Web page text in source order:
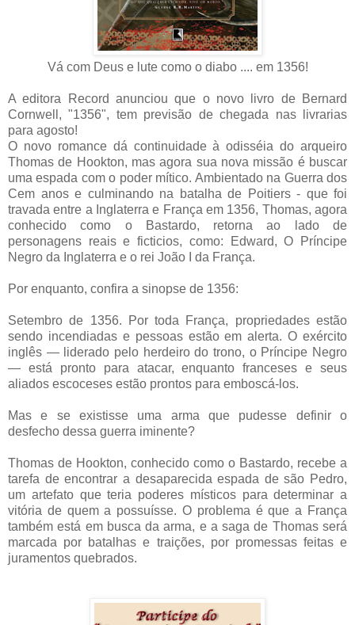
Vá com Deus e lute como o diabo .... em 1356!
A editora Record anunciou que o novo livro de Bernard
Cornwell, "1356", tem previsão de chegada nas livrarias
para agosto!
O novo romance dá continuidadeà odisséia do arqueiro
Thomas de Hookton, mas agora sua nova missão ébuscar
uma espada com o poder mítico. Ambientado na Guerra dos
Cem anos e culminando na batalha de Poitiers - que foi
travada entre a Inglaterra e França em 1356, Thomas,agora
conhecido como o Bastardo, retornaao lado de
personagens reais e ficticios, como: Edward, O Príncipe
Negro da Inglaterra e o rei João I da França.
Por enquanto, confira a sinopse de 1356:
Setembro de 1356. Por toda França, propriedades estão
sendo incendiadas e pessoas estão em alerta. O exército
inglês — liderado pelo herdeiro do trono, o Príncipe Negro
— está pronto para atacar, enquanto franceses e seus
aliados escoceses estão prontos para emboscá-los.
Mas e se existisse uma arma que pudesse definir o
desfecho dessa guerra iminente?
Thomas de Hookton, conhecido como o Bastardo, recebe a
tarefa de encontrar a desaparecida espada de são Pedro,
um artefato que teria poderes místicos para determinar a
vitória de quem a possuísse. O problema é que a França
também está em busca da arma, e a saga de Thomas será
marcada por batalhas e traições, por promessas feitas e
juramentos quebrados.